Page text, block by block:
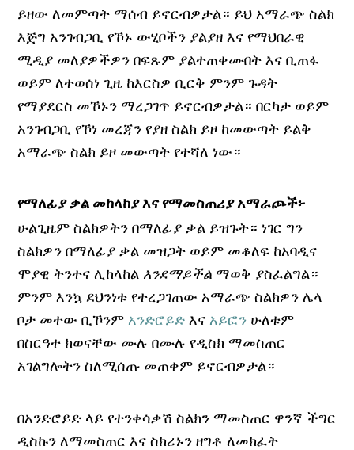
ይዘው ለመምጣት ማሰብ ይኖርብዎታል። ይህ አማራጭ ስልክ
እጅግ አንገብጋቢ የኾኑ ውሂቦችን ያልያዘ እና የማህበራዊ
ሚዲያ መለያዎችዎን በፍጹም ያልተጠቀሙበት እና ቢጠፋ
ወይም ለተወሰነ ጊዜ ከእርስዎ ቢርቅ ምንም ጉዳት
የማያደርስ መኾኑን ማረጋገጥ ይኖርብዎታል። በርካታ ወይም
አንገብጋቢ የኾነ መረጃን የያዘ ስልክ ይዞ ከመውጣት ይልቅ
አማራጭ ስልክ ይዞ መውጣት የተሻለ ነው።
የማለፊያ ቃል መከላከያ እና የማመስጠሪያ አማራጮች፦
ሁልጊዜም ስልክዎትን በማለፊያ ቃል ይዝጉት። ነገር ግን
ስልክዎን በማለፊያ ቃል መዝጋት ወይም መቆለፍ ከአባዲና
ሞያዊ ትንተና ሊከላከል እንደማይችል ማወቅ ያስፈልግል።
ምንም እንኳ ደህንነቱ የተረጋገጠው አማራጭ ስልክዎን ሌላ
ቦታ መተው ቢኾንም አንድሮይድ እና አይፎን ሁለቱም
በስርዓተ ክወናቸው ሙሉ በሙሉ የዲስክ ማመስጠር
አገልግሎትን ስለሚሰጡ መጠቀም ይኖርብዎታል።
በአንድሮይድ ላይ የተንቀሳቃሽ ስልክን ማመስጠር ዋንኛ ችግር
ዲስኩን ለማመስጠር እና ስክሪኑን ዘግቶ ለመክፈት